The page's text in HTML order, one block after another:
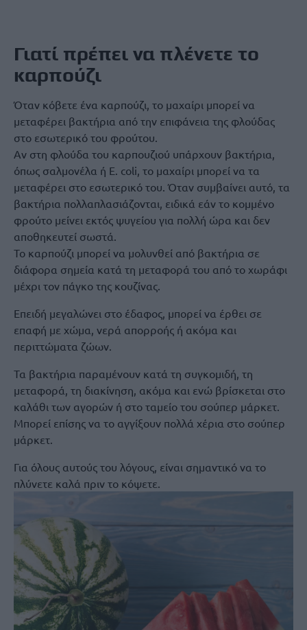
Γιατί πρέπει να πλένετε το
καρπούζι
Όταν κόβετε ένα καρπούζι, το μαχαίρι μπορεί να
μεταφέρει βακτήρια από την επιφάνεια της φλούδας
στο εσωτερικό του φρούτου.
Αν στη φλούδα του καρπουζιού υπάρχουν βακτήρια,
όπως σαλμονέλα ή E. coli, το μαχαίρι μπορεί να τα
μεταφέρει στο εσωτερικό του. Όταν συμβαίνει αυτό, τα
βακτήρια πολλαπλασιάζονται, ειδικά εάν το κομμένο
φρούτο μείνει εκτός ψυγείου για πολλή ώρα και δεν
αποθηκευτεί σωστά.
Το καρπούζι μπορεί να μολυνθεί από βακτήρια σε
διάφορα σημεία κατά τη μεταφορά του από το χωράφι
μέχρι τον πάγκο της κουζίνας.
Επειδή μεγαλώνει στο έδαφος, μπορεί να έρθει σε
επαφή με χώμα, νερά απορροής ή ακόμα και
περιττώματα ζώων.
Τα βακτήρια παραμένουν κατά τη συγκομιδή, τη
μεταφορά, τη διακίνηση, ακόμα και ενώ βρίσκεται στο
καλάθι των αγορών ή στο ταμείο του σούπερ μάρκετ.
Μπορεί επίσης να το αγγίξουν πολλά χέρια στο σούπερ
μάρκετ.
Για όλους αυτούς του λόγους, είναι σημαντικό να το
πλύνετε καλά πριν το κόψετε.